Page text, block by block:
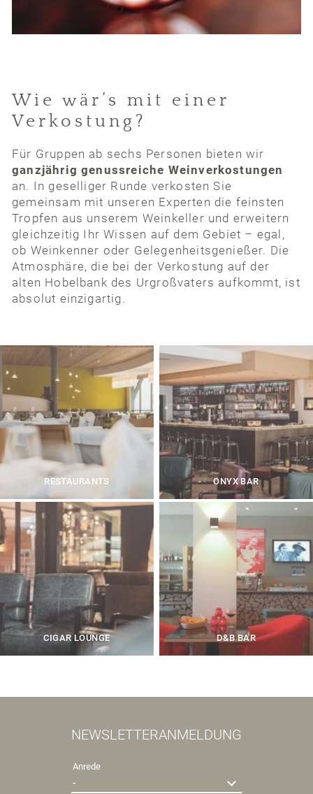
Wie wär’s mit einer
Verkostung?
Für Gruppen ab sechs Personen bieten wir
ganzjährig genussreiche Weinverkostungen
an. In geselliger Runde verkosten Sie
gemeinsam mit unseren Experten die feinsten
Tropfen aus unserem Weinkeller und erweitern
gleichzeitig Ihr Wissen auf dem Gebiet – egal,
ob Weinkenner oder Gelegenheitsgenießer. Die
Atmosphäre, die bei der Verkostung auf der
alten Hobelbank des Urgroßvaters aufkommt, ist
absolut einzigartig.
RESTAURANTS ONYX BAR
CIGAR LOUNGE D&B BAR
NEWSLETTERANMELDUNG
Anrede